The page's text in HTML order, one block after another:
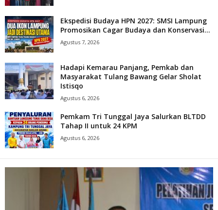
Ekspedisi Budaya HPN 2027: SMSI Lampung
Promosikan Cagar Budaya dan Konservasi...
Agustus 7, 2026
Hadapi Kemarau Panjang, Pemkab dan
Masyarakat Tulang Bawang Gelar Sholat
Istisqo
Agustus 6, 2026
Pemkam Tri Tunggal Jaya Salurkan BLTDD
Tahap II untuk 24 KPM
Agustus 6, 2026